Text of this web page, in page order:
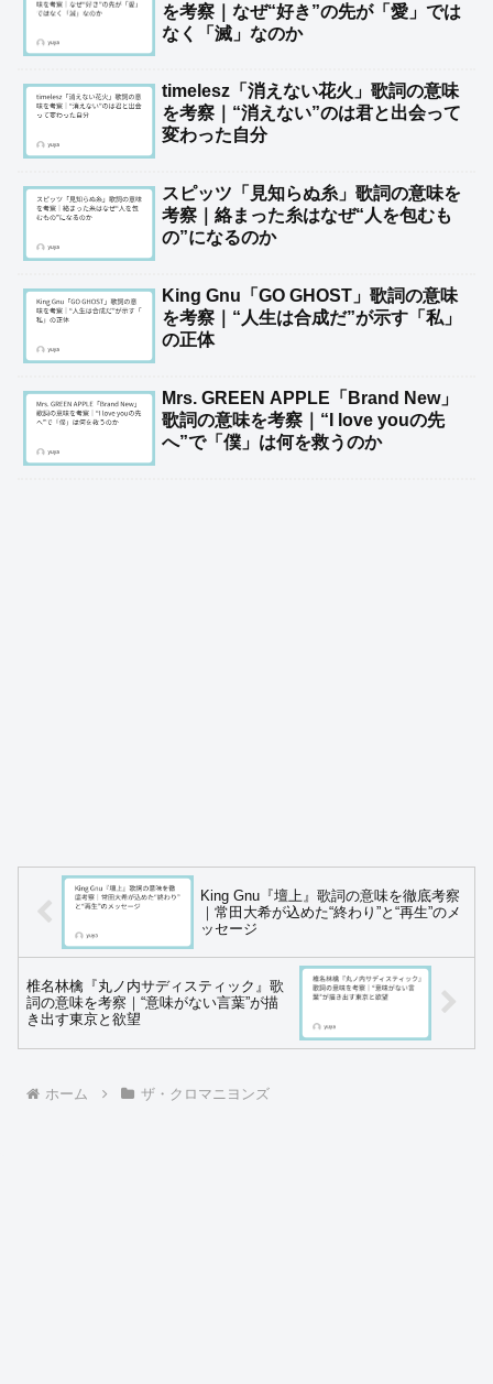
を考察｜なぜ“好き”の先が「愛」では
なく「滅」なのか
timelesz「消えない花火」歌詞の意味
を考察｜“消えない”のは君と出会って
変わった自分
スピッツ「見知らぬ糸」歌詞の意味を
考察｜絡まった糸はなぜ“人を包むも
の”になるのか
King Gnu「GO GHOST」歌詞の意味
を考察｜“人生は合成だ”が示す「私」
の正体
Mrs. GREEN APPLE「Brand New」
歌詞の意味を考察｜“I love youの先
へ”で「僕」は何を救うのか
King Gnu『壇上』歌詞の意味を徹底考察
｜常田大希が込めた“終わり”と“再生”のメ
ッセージ
椎名林檎『丸ノ内サディスティック』歌
詞の意味を考察｜“意味がない言葉”が描
き出す東京と欲望
ホーム ザ・クロマニヨンズ